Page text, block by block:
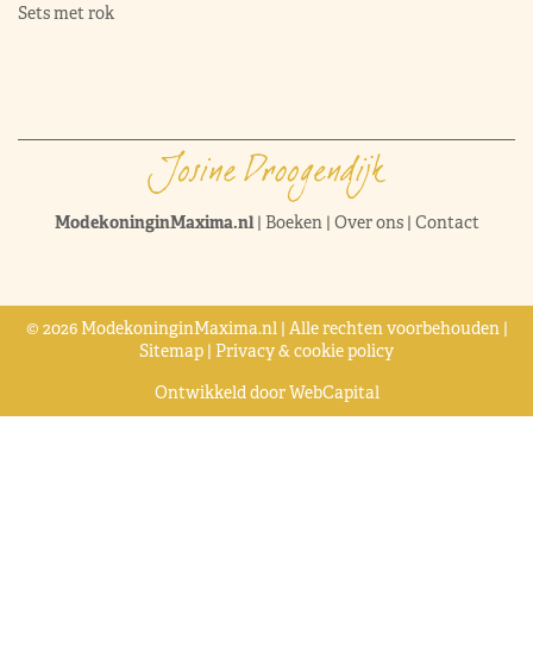
Sets met rok
ModekoninginMaxima.nl| Boeken| Over ons| Contact
© 2026 ModekoninginMaxima.nl | Alle rechten voorbehouden |
Sitemap | Privacy & cookie policy
Ontwikkeld doorWebCapital